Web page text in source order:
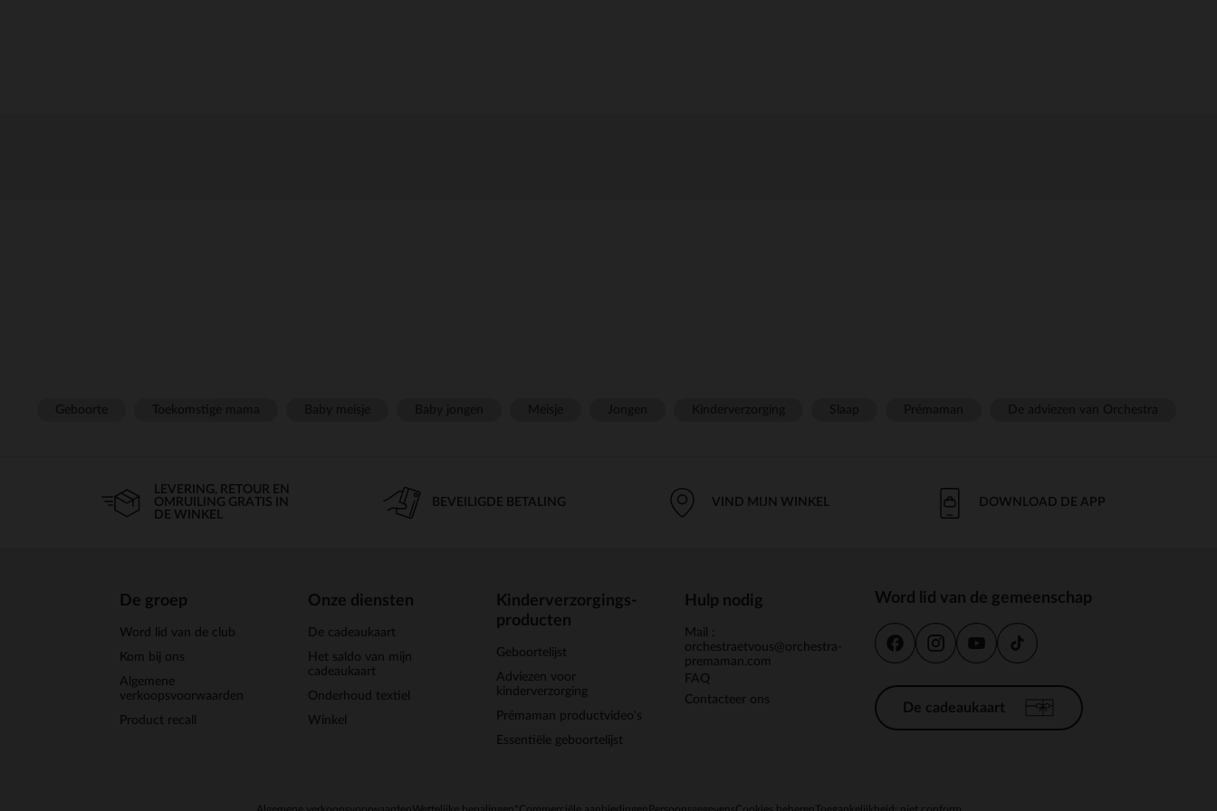
LEVERING, RETOUR EN
OMRUILING GRATIS IN
DE WINKEL
BEVEILIGDE BETALING VIND MIJN WINKEL DOWNLOAD DE APP
De groep
Word lid van de club
Kom bij ons
Algemene
verkoopsvoorwaarden
Product recall
Onze diensten
De cadeaukaart
Het saldo van mijn
cadeaukaart
Onderhoud textiel
Winkel
Kinderverzorgings-
producten
Geboortelijst
Adviezen voor
kinderverzorging
Prémaman productvideo's
Essentiële geboortelijst
Hulp nodig
Mail :
orchestraetvous@orchestra-
premaman.com
FAQ
Contacteer ons
Word lid van de gemeenschap
De cadeaukaart